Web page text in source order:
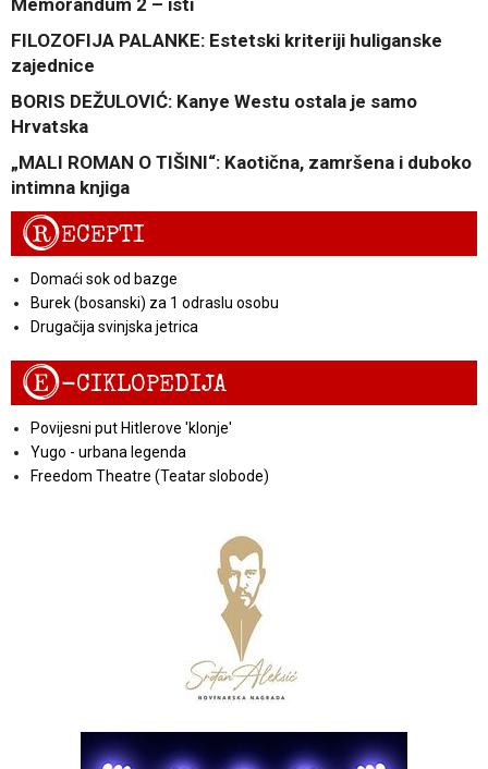
FILOZOFIJA PALANKE: Estetski kriteriji huliganske
zajednice
BORIS DEŽULOVIĆ: Kanye Westu ostala je samo
Hrvatska
„MALI ROMAN O TIŠINI“: Kaotična, zamršena i duboko
intimna knjiga
RECEPTI
Domaći sok od bazge
Burek (bosanski) za 1 odraslu osobu
Drugačija svinjska jetrica
E-CIKLOPEDIJA
Povijesni put Hitlerove 'klonje'
Yugo - urbana legenda
Freedom Theatre (Teatar slobode)